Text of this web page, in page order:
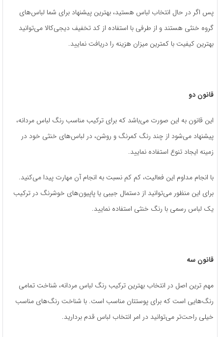
پس اگر در حال انتخاب لباس هستید، بهترین پیشنهاد برای شما لباس‌های
گروه خنثی هستند و از طرفی با استفاده از کد تخفیف دیجی‌کالا می‌توانید
بهترین کیفیت با کمترین میزان هزینه را دریافت نمایید.
قانون دو
این قانون به این صورت می‌باشد که برای ترکیب مناسب رنگ لباس مردانه،
پیشنهاد می‌شود از چند رنگ کمرنگ و روشن، در لباس‌های خنثی خود در
زمینه ایجاد تنوع استفاده نمایید.
با انجام مداوم این فعالیت، کم کم نسبت به انجام آن مهارت پیدا می‌کنید.
برای این منظور می‌توانید از دستمال جیبی یا پاپیون‌های خوشرنگ در ترکیب
یک لباس رسمی با رنگ خنثی استفاده نمایید.
قانون سه
مهم ترین اصل در انتخاب بهترین ترکیب رنگ لباس مردانه، شناخت تمامی
رنگ‌هایی است که برای پوستتان مناسب است. با شناخت رنگ‌های مناسب
خیلی راحت‌تر می‌‌توانید در امر انتخاب لباس قدم بردارید.